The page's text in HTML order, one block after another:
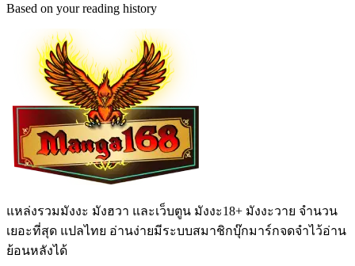
Based on your reading history
แหล่งรวมมังงะ มังฮวา และเว็บตูน มังงะ18+ มังงะวาย จำนวน
เยอะที่สุด แปลไทย อ่านง่ายมีระบบสมาชิกบุ๊กมาร์กจดจำไว้อ่าน
ย้อนหลังได้